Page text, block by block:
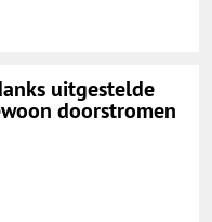
uitgestelde
doorstromen